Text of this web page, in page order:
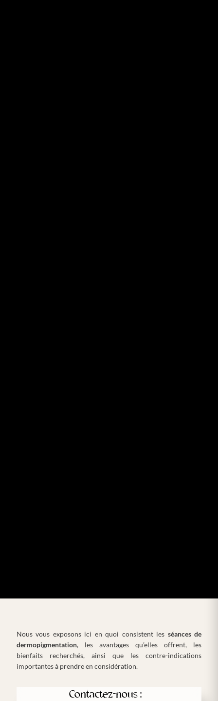
Nous vous exposons ici en quoi consistent les séances de
dermopigmentation, les avantages qu’elles offrent, les
bienfaits recherchés, ainsi que les contre-indications
importantes à prendre en considération.
Contactez-nous :